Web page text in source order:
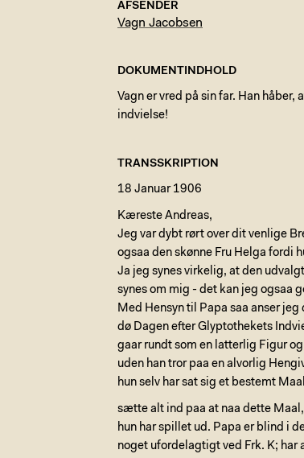
AFSENDER
Vagn Jacobsen
DOKUMENTINDHOLD
Vagn er vred på sin far. Han
indvielse!
TRANSSKRIPTION
18 Januar 1906
Kæreste Andreas,
Jeg var dybt rørt over dit venlige
ogsaa den skønne Fru Helga fordi
Ja jeg synes virkelig, at den
synes om mig - det kan jeg ogsaa
Med Hensyn til Papa saa anser
dø Dagen efter Glyptothekets
gaar rundt som en latterlig Figur
uden han tror paa en alvorlig
hun selv har sat sig et bestemt
sætte alt ind paa at naa dette
hun har spillet ud. Papa er blind i
noget ufordelagtigt ved Frk. K; har